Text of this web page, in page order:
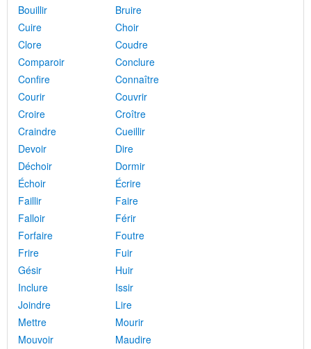
Bouillir
Bruire
Cuire
Choir
Clore
Coudre
Comparoir
Conclure
Confire
Connaître
Courir
Couvrir
Croire
Croître
Craindre
Cueillir
Devoir
Dire
Déchoir
Dormir
Échoir
Écrire
Faillir
Faire
Falloir
Férir
Forfaire
Foutre
Frire
Fuir
Gésir
Huir
Inclure
Issir
Joindre
Lire
Mettre
Mourir
Mouvoir
Maudire